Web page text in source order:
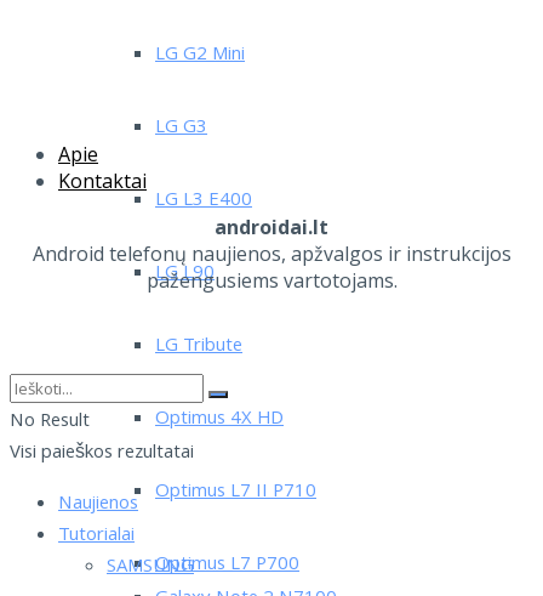
LG G2 Mini
LG G3
LG L3 E400
LG L90
LG Tribute
Optimus 4X HD
Optimus L7 II P710
Optimus L7 P700
Apie
Kontaktai
androidai.lt
Android telefonų naujienos, apžvalgos ir instrukcijos
pažengusiems vartotojams.
No Result
Visi paieškos rezultatai
Naujienos
Tutorialai
SAMSUNG